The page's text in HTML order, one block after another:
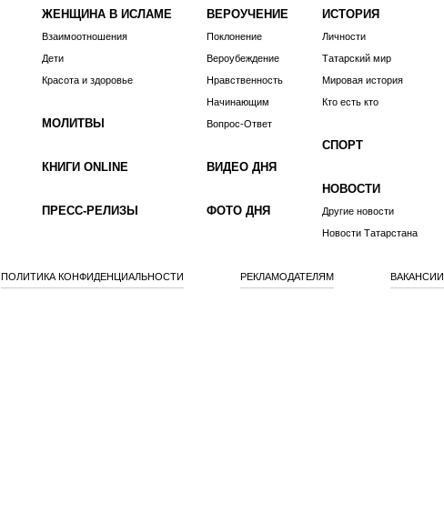
ЖЕНЩИНА В ИСЛАМЕ
Взаимоотношения
Дети
Красота и здоровье
МОЛИТВЫ
КНИГИ ONLINE
ПРЕСС-РЕЛИЗЫ
ВЕРОУЧЕНИЕ
Поклонение
Вероубеждение
Нравственность
Начинающим
Вопрос-Ответ
ВИДЕО ДНЯ
ФОТО ДНЯ
ИСТОРИЯ
Личности
Татарский мир
Мировая история
Кто есть кто
СПОРТ
НОВОСТИ
Другие новости
Новости Татарстана
ПОЛИТИКА КОНФИДЕНЦИАЛЬНОСТИ РЕКЛАМОДАТЕЛЯМ ВАКАНСИИ